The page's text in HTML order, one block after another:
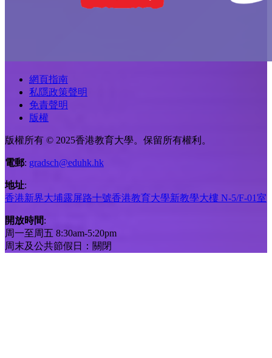
網頁指南
私隱政策聲明
免責聲明
版權
版權所有 © 2025香港教育大學。保留所有權利。
電郵: gradsch@eduhk.hk
地址:
香港新界大埔露屏路十號香港教育大學新教學大樓 N-5/F-01室
開放時間:
周一至周五 8:30am-5:20pm
周末及公共節假日：關閉